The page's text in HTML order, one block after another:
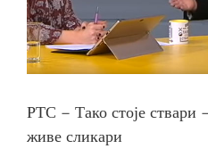
РТС – Тако стоје ствари
живе сликари